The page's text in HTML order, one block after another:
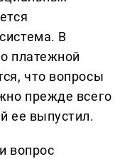
В
платежной
что вопросы
прежде всего
ее выпустил.
вопрос